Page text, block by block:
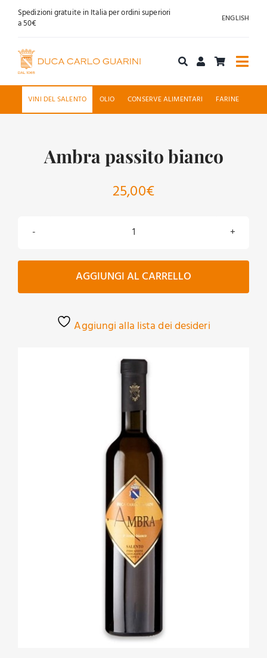
SaltaSpedizioni gratuite in Italia per ordini superiori
a 50€
ENGLISH
Acquista online
Accoglienza
Contatti
VINI DEL SALENTO OLIO CONSERVE ALIMENTARI FARINE
Ambra passito bianco
25,00€
Ambra
bianco
AGGIUNGI AL CARRELLO
Aggiungi alla lista dei desideri